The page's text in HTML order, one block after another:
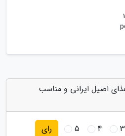
اصیل ایرانی و مناسب
3
4
5 رای